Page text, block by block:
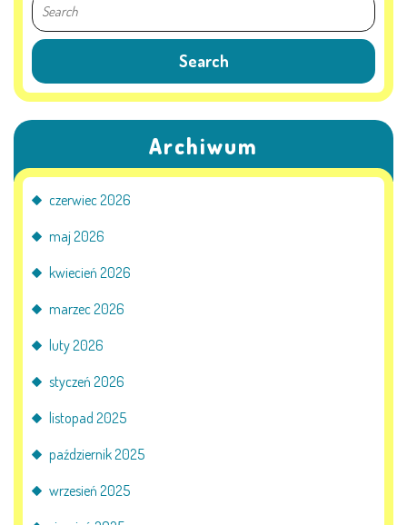
Archiwum
czerwiec 2026
maj 2026
kwiecień 2026
marzec 2026
luty 2026
styczeń 2026
listopad 2025
październik 2025
wrzesień 2025